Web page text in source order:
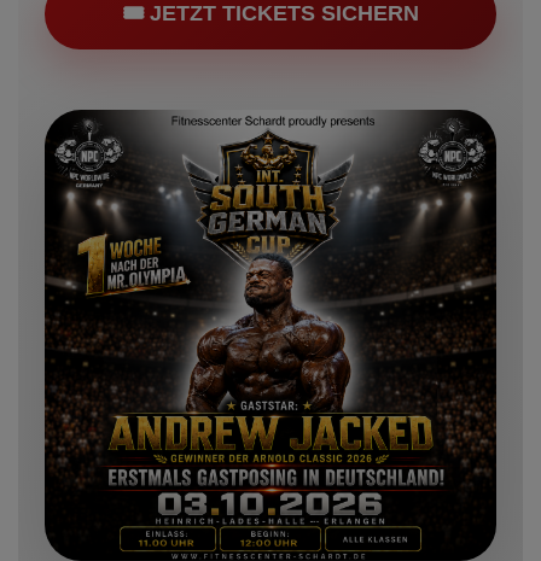
🎟 JETZT TICKETS SICHERN